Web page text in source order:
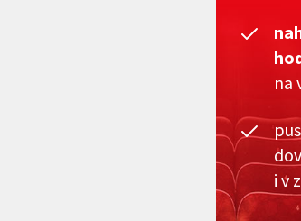
na
i v